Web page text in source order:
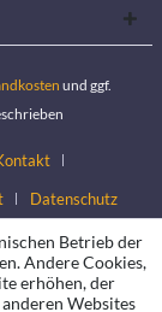
und ggf.
Datenschutz
Betrieb der
Andere Cookies,
erhöhen, der
Websites